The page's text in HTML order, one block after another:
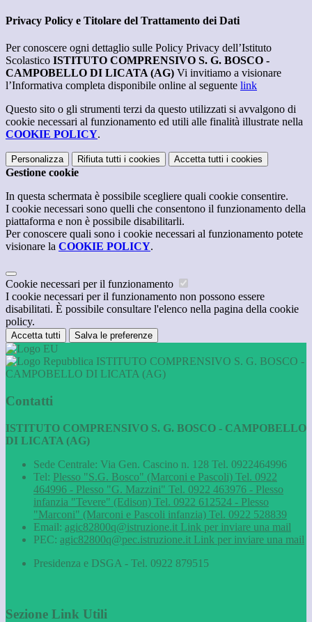
Privacy Policy e Titolare del Trattamento dei Dati
Per conoscere ogni dettaglio sulle Policy Privacy dell’Istituto
Scolastico ISTITUTO COMPRENSIVO S. G. BOSCO -
CAMPOBELLO DI LICATA (AG) Vi invitiamo a visionare
l’Informativa completa disponibile online al seguente link
Questo sito o gli strumenti terzi da questo utilizzati si avvalgono di
cookie necessari al funzionamento ed utili alle finalità illustrate nella
COOKIE POLICY.
Personalizza Rifiuta tutti i cookies Accetta tutti i cookies
Gestione cookie
In questa schermata è possibile scegliere quali cookie consentire.
I cookie necessari sono quelli che consentono il funzionamento della
piattaforma e non è possibile disabilitarli.
Per conoscere quali sono i cookie necessari al funzionamento potete
visionare la COOKIE POLICY.
Cookie necessari per il funzionamento
I cookie necessari per il funzionamento non possono essere
disabilitati. È possibile consultare l'elenco nella pagina della cookie
policy.
Accetta tutti Salva le preferenze
ISTITUTO COMPRENSIVO S. G. BOSCO -
CAMPOBELLO DI LICATA (AG)
Contatti
ISTITUTO COMPRENSIVO S. G. BOSCO - CAMPOBELLO
DI LICATA (AG)
Sede Centrale: Via Gen. Cascino n. 128 Tel. 0922464996
Tel: Plesso "S.G. Bosco" (Marconi e Pascoli) Tel. 0922
464996 - Plesso "G. Mazzini" Tel. 0922 463976 - Plesso
infanzia "Tevere" (Edison) Tel. 0922 612524 - Plesso
"Marconi" (Marconi e Pascoli infanzia) Tel. 0922 528839
Email: agic82800q@istruzione.it Link per inviare una mail
PEC: agic82800q@pec.istruzione.it Link per inviare una mail
Presidenza e DSGA - Tel. 0922 879515
Sezione Link Utili